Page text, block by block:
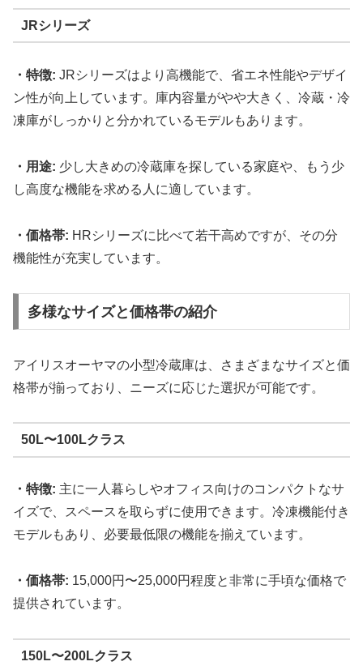
JRシリーズ
・特徴: JRシリーズはより高機能で、省エネ性能やデザイ
ン性が向上しています。庫内容量がやや大きく、冷蔵・冷
凍庫がしっかりと分かれているモデルもあります。
・用途: 少し大きめの冷蔵庫を探している家庭や、もう少
し高度な機能を求める人に適しています。
・価格帯: HRシリーズに比べて若干高めですが、その分
機能性が充実しています。
多様なサイズと価格帯の紹介
アイリスオーヤマの小型冷蔵庫は、さまざまなサイズと価
格帯が揃っており、ニーズに応じた選択が可能です。
50L〜100Lクラス
・特徴: 主に一人暮らしやオフィス向けのコンパクトなサ
イズで、スペースを取らずに使用できます。冷凍機能付き
モデルもあり、必要最低限の機能を揃えています。
・価格帯: 15,000円〜25,000円程度と非常に手頃な価格で
提供されています。
150L〜200Lクラス